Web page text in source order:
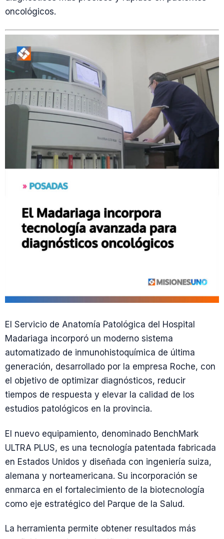
oncológicos.
El Servicio de Anatomía Patológica del Hospital
Madariaga incorporó un moderno sistema
automatizado de inmunohistoquímica de última
generación, desarrollado por la empresa Roche, con
el objetivo de optimizar diagnósticos, reducir
tiempos de respuesta y elevar la calidad de los
estudios patológicos en la provincia.
El nuevo equipamiento, denominado BenchMark
ULTRA PLUS, es una tecnología patentada fabricada
en Estados Unidos y diseñada con ingeniería suiza,
alemana y norteamericana. Su incorporación se
enmarca en el fortalecimiento de la biotecnología
como eje estratégico del Parque de la Salud.
La herramienta permite obtener resultados más